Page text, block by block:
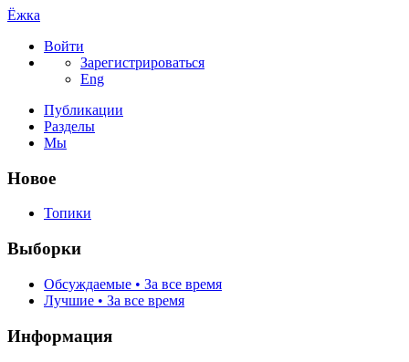
Ёжка
Войти
Зарегистрироваться
Eng
Публикации
Разделы
Мы
Новое
Топики
Выборки
Обсуждаемые • За все время
Лучшие • За все время
Информация